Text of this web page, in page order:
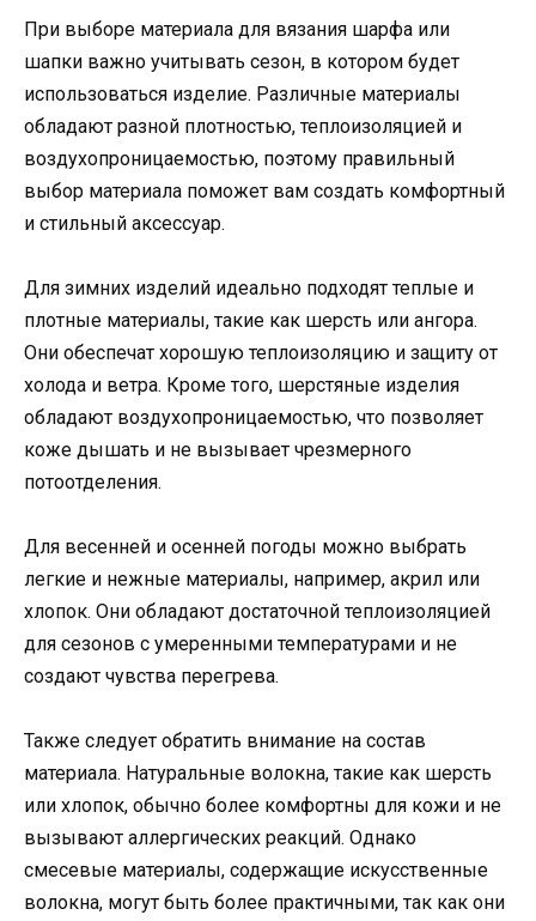
При выборе материала для вязания шарфа или
шапки важно учитывать сезон, в котором будет
использоваться изделие. Различные материалы
обладают разной плотностью, теплоизоляцией и
воздухопроницаемостью, поэтому правильный
выбор материала поможет вам создать комфортный
и стильный аксессуар.
Для зимних изделий идеально подходят теплые и
плотные материалы, такие как шерсть или ангора.
Они обеспечат хорошую теплоизоляцию и защиту от
холода и ветра. Кроме того, шерстяные изделия
обладают воздухопроницаемостью, что позволяет
коже дышать и не вызывает чрезмерного
потоотделения.
Для весенней и осенней погоды можно выбрать
легкие и нежные материалы, например, акрил или
хлопок. Они обладают достаточной теплоизоляцией
для сезонов с умеренными температурами и не
создают чувства перегрева.
Также следует обратить внимание на состав
материала. Натуральные волокна, такие как шерсть
или хлопок, обычно более комфортны для кожи и не
вызывают аллергических реакций. Однако
смесевые материалы, содержащие искусственные
волокна, могут быть более практичными, так как они